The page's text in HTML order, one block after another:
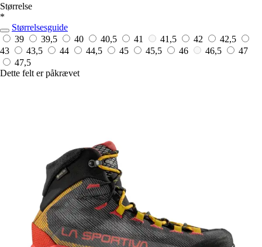
Størrelse
*
Størrelsesguide
39
39,5 40 40,5 41 41,5 42
42,5
43
43,5 44 44,5 45 45,5 46 46,5
47
47,5
Dette felt er påkrævet